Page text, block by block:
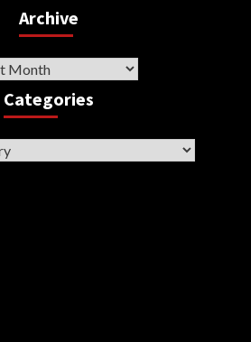
Archive
Categories